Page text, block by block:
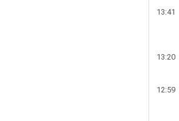
13:41
13:20
12:59